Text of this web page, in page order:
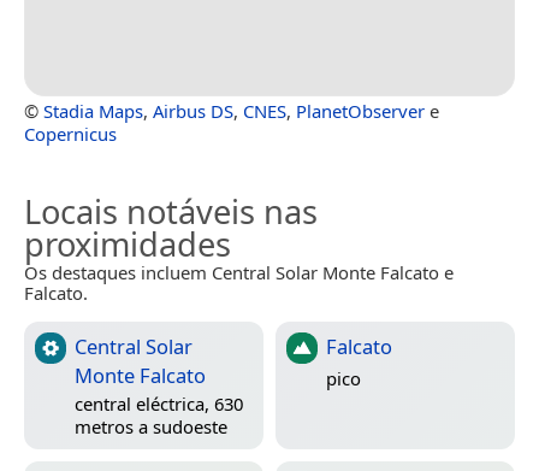
© Stadia Maps, Airbus DS, CNES, PlanetObserver e
Copernicus
Locais notáveis nas
proximidades
Os destaques incluem Central Solar Monte Falcato e
Falcato.
Central Solar
Monte Falcato
central eléctrica, 630
metros a sudoeste
Falcato
pico